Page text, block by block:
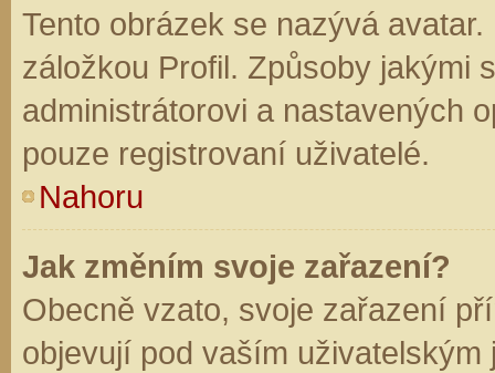
Tento obrázek se nazývá
záložkou Profil. Způsoby jakými
administrátorovi a nastavených
pouze registrovaní uživatelé.
Nahoru
Jak změním svoje zařazení?
Obecně vzato, svoje zařazení
objevují pod vaším